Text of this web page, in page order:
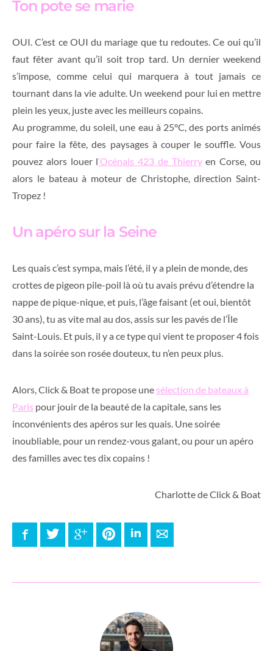
Ton pote se marie
OUI. C’est ce OUI du mariage que tu redoutes. Ce oui qu’il
faut fêter avant qu’il soit trop tard. Un dernier weekend
s’impose, comme celui qui marquera à tout jamais ce
tournant dans la vie adulte. Un weekend pour lui en mettre
plein les yeux, juste avec les meilleurs copains.
Au programme, du soleil, une eau à 25°C, des ports animés
pour faire la fête, des paysages à couper le souffle. Vous
pouvez alors louer l‘Océnais 423 de Thierryen Corse, ou
alors le bateau à moteur de Christophe, direction Saint-
Tropez !
Un apéro sur la Seine
Les quais c’est sympa, mais l’été, il y a plein de monde, des
crottes de pigeon pile-poil là où tu avais prévu d’étendre la
nappe de pique-nique, et puis, l’âge faisant (et oui, bientôt
30 ans), tu as vite mal au dos, assis sur les pavés de l’Île
Saint-Louis. Et puis, il y a ce type qui vient te proposer 4 fois
dans la soirée son rosée douteux, tu n’en peux plus.
Alors, Click & Boat te propose une sélection de bateaux à
Paris pour jouir de la beauté de la capitale, sans les
inconvénients des apéros sur les quais. Une soirée
inoubliable, pour un rendez-vous galant, ou pour un apéro
des familles avec tes dix copains !
Charlotte de Click & Boat
FacebookTwitter Google+ PinterestLinkedInE-mail